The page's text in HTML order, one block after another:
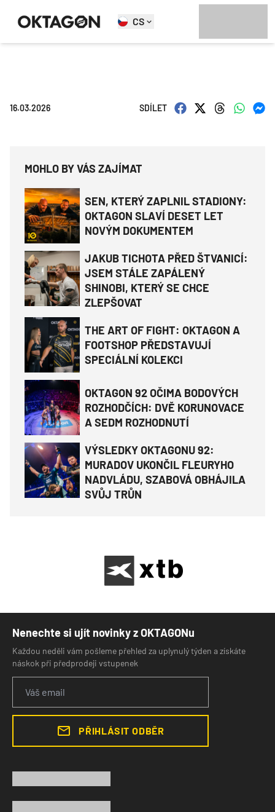
CS
16.03.2026 SDÍLET
MOHLO BY VÁS ZAJÍMAT
SEN, KTERÝ ZAPLNIL STADIONY:
OKTAGON SLAVÍ DESET LET
NOVÝM DOKUMENTEM
JAKUB TICHOTA PŘED ŠTVANICÍ:
JSEM STÁLE ZAPÁLENÝ
SHINOBI, KTERÝ SE CHCE
ZLEPŠOVAT
THE ART OF FIGHT: OKTAGON A
FOOTSHOP PŘEDSTAVUJÍ
SPECIÁLNÍ KOLEKCI
OKTAGON 92 OČIMA BODOVÝCH
ROZHODČÍCH: DVĚ KORUNOVACE
A SEDM ROZHODNUTÍ
VÝSLEDKY OKTAGONU 92:
MURADOV UKONČIL FLEURYHO
NADVLÁDU, SZABOVÁ OBHÁJILA
SVŮJ TRŮN
Nenechte si ujít novinky z OKTAGONu
Každou neděli vám pošleme přehled za uplynulý týden a získáte
náskok při předprodeji vstupenek
PŘIHLÁSIT ODBĚR